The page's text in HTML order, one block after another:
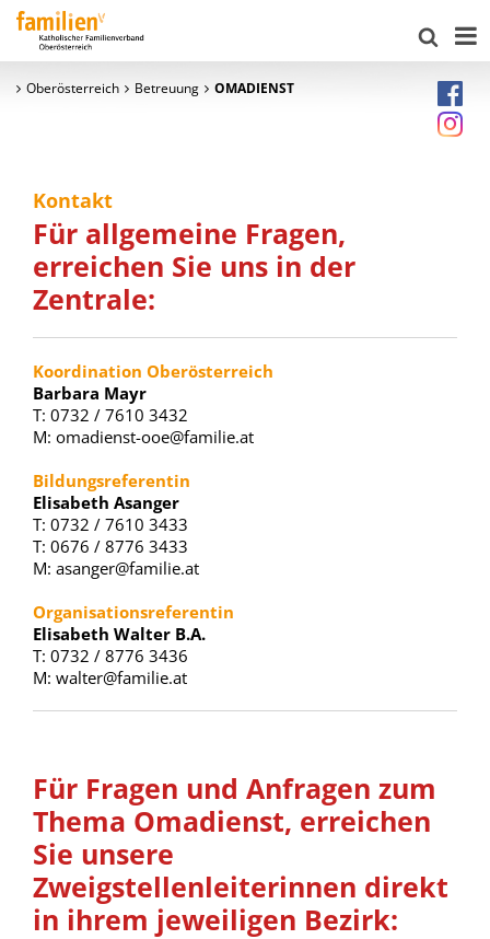
Oberösterreich Betreuung OMADIENST
Kontakt
Für allgemeine Fragen,
erreichen Sie uns in der
Zentrale:
Koordination Oberösterreich
Barbara Mayr
T: 0732 / 7610 3432
M: omadienst-ooe@familie.at
Bildungsreferentin
Elisabeth Asanger
T: 0732 / 7610 3433
T: 0676 / 8776 3433
M: asanger@familie.at
Organisationsreferentin
Elisabeth Walter B.A.
T: 0732 / 8776 3436
M: walter@familie.at
Für Fragen und Anfragen zum
Thema Omadienst, erreichen
Sie unsere
Zweigstellenleiterinnen direkt
in ihrem jeweiligen Bezirk: